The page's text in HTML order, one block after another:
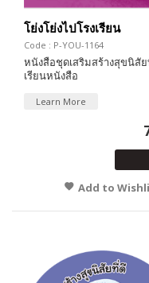
โย่งโย่งไปโรงเรียน
Code : P-YOU-1164
หนังสือชุดเสริมสร้างสุขนิสั
เรียนหนังสือ
Learn More
Add to